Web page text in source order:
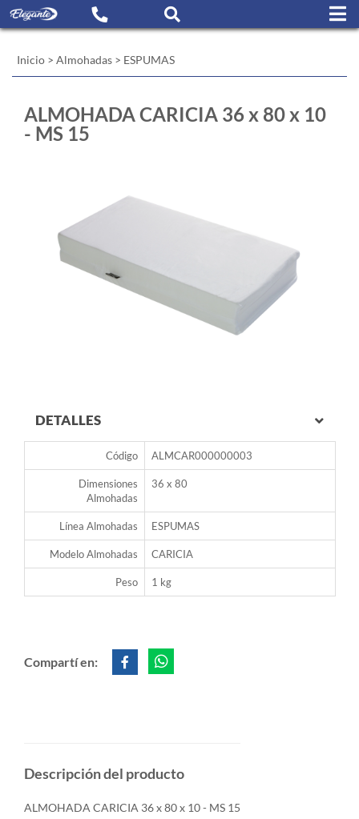
Inicio > Almohadas > ESPUMAS
ALMOHADA CARICIA 36 x 80 x 10
- MS 15
DETALLES
Código ALMCAR000000003
Dimensiones
Almohadas
36 x 80
Línea Almohadas ESPUMAS
Modelo Almohadas CARICIA
Peso 1 kg
Compartí en:
Descripción del producto
ALMOHADA CARICIA 36 x 80 x 10 - MS 15